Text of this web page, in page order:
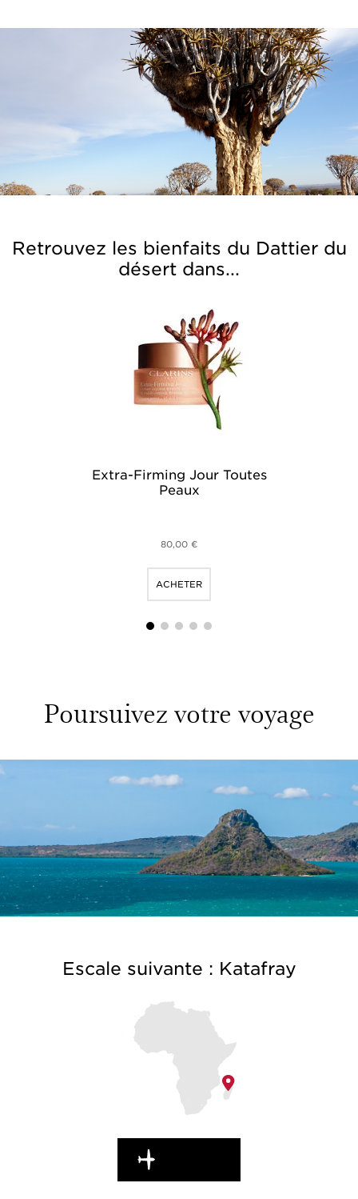
Retrouvez les bienfaits du Dattier du
désert dans...
Extra-Firming Jour Toutes
Peaux
80,00 €
ACHETER
1 2 3 4 5
Poursuivez votre voyage
Escale suivante : Katafray